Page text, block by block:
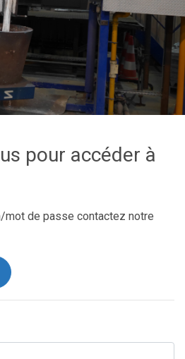
pour accéder à
mot de passe contactez notre